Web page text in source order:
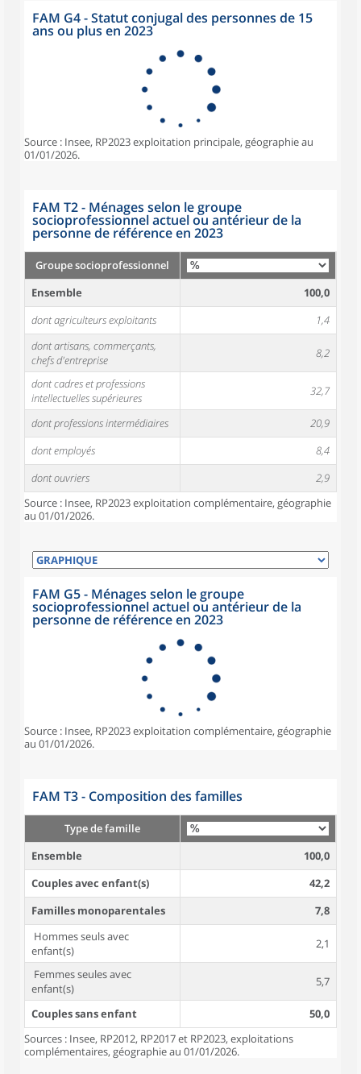
FAM G4 - Statut conjugal des personnes de 15
ans ou plus en 2023
Source : Insee, RP2023 exploitation principale, géographie au
01/01/2026.
FAM T2 - Ménages selon le groupe
socioprofessionnel actuel ou antérieur de la
personne de référence en 2023
Groupe socioprofessionnel
Ensemble
100,0
dont agriculteurs exploitants
1,4
dont artisans, commerçants,
chefs d'entreprise
8,2
dont cadres et professions
intellectuelles supérieures
32,7
dont professions intermédiaires
20,9
dont employés
8,4
dont ouvriers
2,9
Source : Insee, RP2023 exploitation complémentaire, géographie
au 01/01/2026.
FAM G5 - Ménages selon le groupe
socioprofessionnel actuel ou antérieur de la
personne de référence en 2023
Source : Insee, RP2023 exploitation complémentaire, géographie
au 01/01/2026.
FAM T3 - Composition des familles
Type de famille
Ensemble
100,0
Couples avec enfant(s)
42,2
Familles monoparentales
7,8
Hommes seuls avec
enfant(s)
2,1
Femmes seules avec
enfant(s)
5,7
Couples sans enfant
50,0
Sources : Insee, RP2012, RP2017 et RP2023, exploitations
complémentaires, géographie au 01/01/2026.